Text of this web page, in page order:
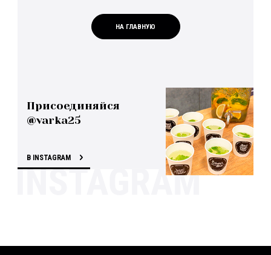
НА ГЛАВНУЮ
Присоединяйся
@varka25
В INSTAGRAM